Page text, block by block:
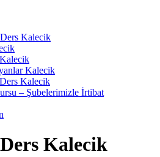
Kalecik
Kalecik
Kalecik
– Şubelerimizle İrtibat
Kalecik